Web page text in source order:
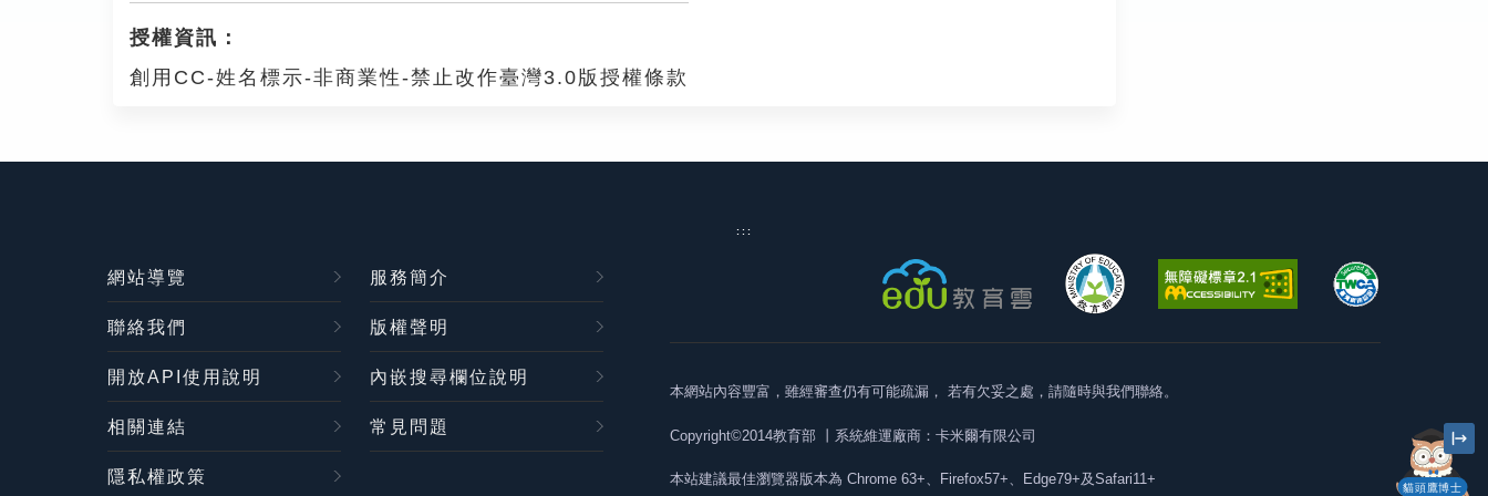
授權資訊：
創用CC-姓名標示-非商業性-禁止改作臺灣3.0版授權條款
貓頭鷹博士
:::
網站導覽 服務簡介
聯絡我們 版權聲明
開放API使用說明 內嵌搜尋欄位說明
相關連結 常見問題
隱私權政策
本網站內容豐富，雖經審查仍有可能疏漏， 若有欠妥之處，請隨時與我們聯絡。
Copyright©2014教育部 丨系統維運廠商：卡米爾有限公司
本站建議最佳瀏覽器版本為 Chrome 63+、Firefox57+、Edge79+及Safari11+